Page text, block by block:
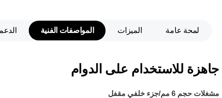
لمحة عامة الميزات المواصفات الفنية
جاهزة للاستخدام على الدوام
مشغلات حجم 6 مم/جزء خلفي مقفل